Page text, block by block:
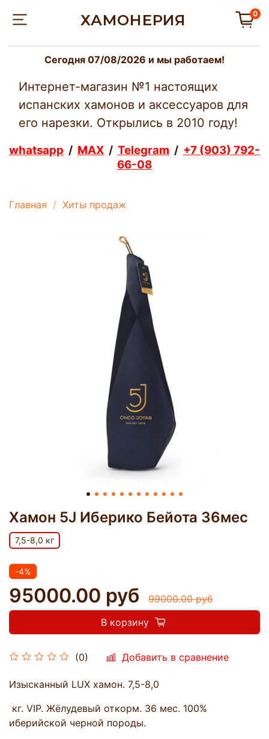
ХАМОНЕРИЯ 0
Сегодня 07/08/2026 и мы работаем!
Интернет-магазин №1 настоящих
испанских хамонов и аксессуаров для
его нарезки. Открылись в 2010 году!
whatsapp / MAX / Telegram / +7 (903) 792-
66-08
Главная Хиты продаж
Хамон 5J Иберико Бейота 36мес
(0) Добавить в сравнение
7,5-8,0 кг
-4%
95000.00 руб
99000.00 руб
В корзину
Изысканный LUX хамон. 7,5-8,0
кг. VIP. Жёлудевый откорм. 36 мес. 100%
иберийской черной породы.